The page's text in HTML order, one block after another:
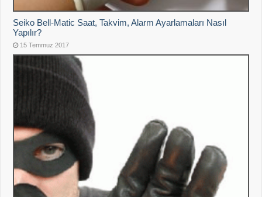
Seiko Bell-Matic Saat, Takvim, Alarm Ayarlamaları Nasıl
Yapılır?
15 Temmuz 2017